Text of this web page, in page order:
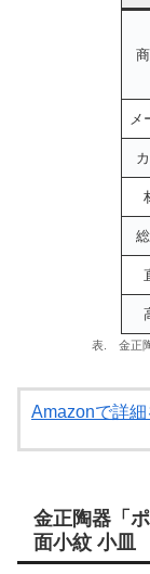
メ
表. 金正
Amazonで詳細
金正陶器「
面小紋 小皿